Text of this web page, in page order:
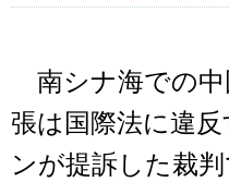
南シナ海での中
張は国際法に違
ンが提訴した裁